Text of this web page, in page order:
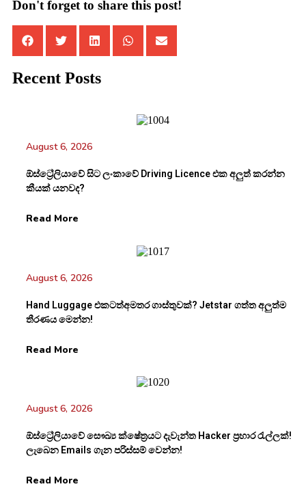
Don't forget to share this post!
Recent Posts
August 6, 2026
ඕස්ට්‍රේලියාවේ සිට ලංකාවේ Driving Licence එක අලුත් කරන්න
කීයක් යනවද?
Read More
August 6, 2026
Hand Luggage එකටත්අමතර ගාස්තුවක්? Jetstar ගත්ත අලුත්ම
තීරණය මෙන්න!
Read More
August 6, 2026
ඕස්ට්‍රේලියාවේ සෞඛ්‍ය ක්ෂේත්‍රයට දැවැන්ත Hacker ප්‍රහාර රැල්ලක්!
ලැබෙන Emails ගැන පරිස්සම් වෙන්න!
Read More